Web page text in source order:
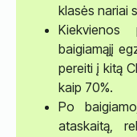
klasės nariai
Kiekvienos
baigiamąjį
pereiti į kitą
kaip 70%.
Po
ataskaitą,